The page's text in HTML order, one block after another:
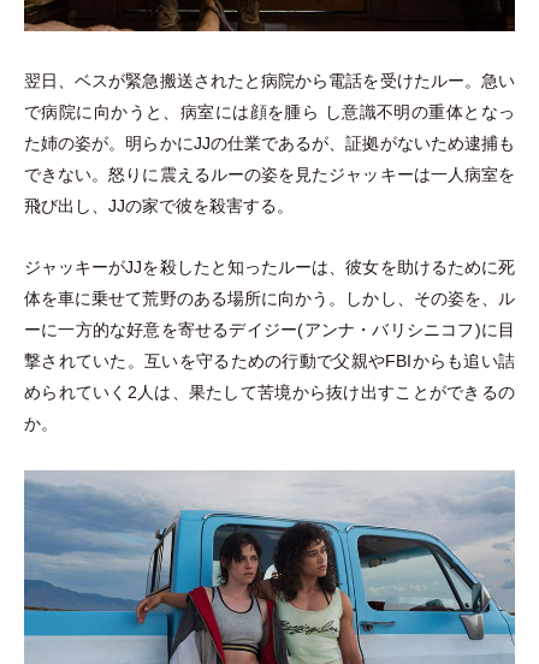
翌日、ベスが緊急搬送されたと病院から電話を受けたルー。急い
で病院に向かうと、病室には顔を腫ら し意識不明の重体となっ
た姉の姿が。明らかにJJの仕業であるが、証拠がないため逮捕も
できない。怒りに震えるルーの姿を見たジャッキーは一人病室を
飛び出し、JJの家で彼を殺害する。
ジャッキーがJJを殺したと知ったルーは、彼女を助けるために死
体を車に乗せて荒野のある場所に向かう。しかし、その姿を、ル
ーに一方的な好意を寄せるデイジー(アンナ ・バリシニコフ)に目
撃されていた。互いを守るための行動で父親やFBIからも追い詰
められていく2人は、果たして苦境から抜け出すことができるの
か。